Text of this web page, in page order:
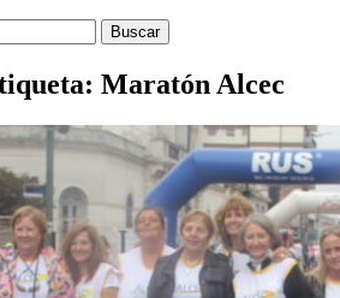
Maratón Alcec